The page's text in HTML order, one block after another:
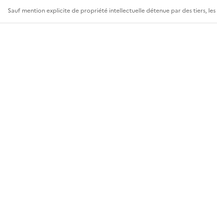
Sauf mention explicite de propriété intellectuelle détenue par des tiers,